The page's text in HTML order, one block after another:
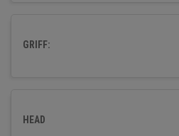
GRIFF:
HEAD